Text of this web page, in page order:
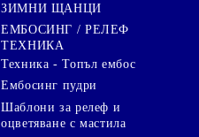
ЗИМНИ ЩАНЦИ
ЕМБОСИНГ / РЕЛЕФ
ТЕХНИКА
Техника - Топъл ембос
Ембосинг пудри
Шаблони за релеф и
оцветяване с мастила